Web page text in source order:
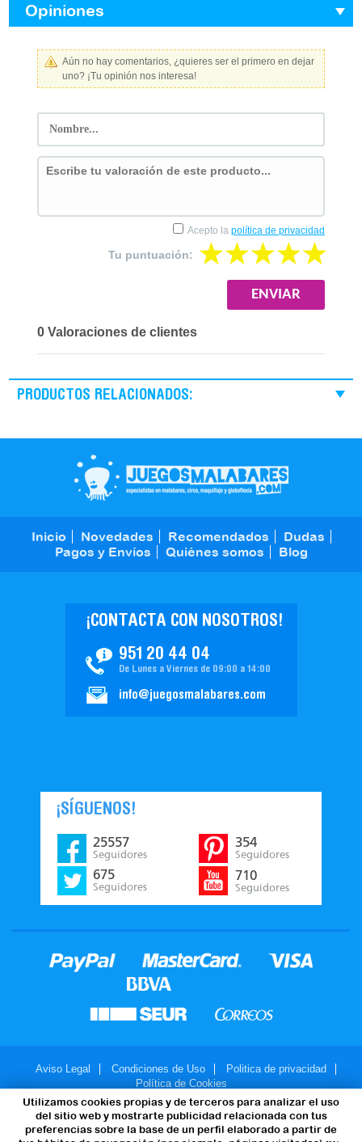
Utilizamos cookies propias y de terceros para analizar el uso
del sitio web y mostrarte publicidad relacionada con tus
preferencias sobre la base de un perfil elaborado a partir de
Opiniones
Aún no hay comentarios, ¿quieres ser el primero en dejar
uno? ¡Tu opinión nos interesa!
0 Valoraciones de clientes
Tu puntuación:
Acepto la política de privacidad
PRODUCTOS RELACIONADOS:
Inicio Novedades Recomendados
Dudas
Pagos y Envíos
Quiénes somos Blog
951 20 44 04
¡CONTACTA CON NOSOTROS!
De Lunes a Viernes de 09:00 a 14:00
info@juegosmalabares.com
¡SÍGUENOS!
25557
Seguidores
675
Seguidores
354
Seguidores
710
Seguidores
Aviso Legal Condiciones de Uso
Politica de privacidad
Política de Cookies
© 2007-2026 - JuegosMalabares.com